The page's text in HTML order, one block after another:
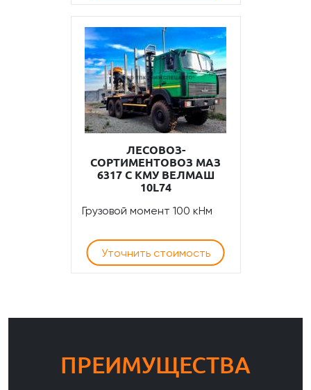
ЛЕСОВОЗ-
СОРТИМЕНТОВОЗ МАЗ
6317 С КМУ ВЕЛМАШ
10L74
Грузовой момент 100 кНм
Уточнить стоимость
ПРЕИМУЩЕСТВА